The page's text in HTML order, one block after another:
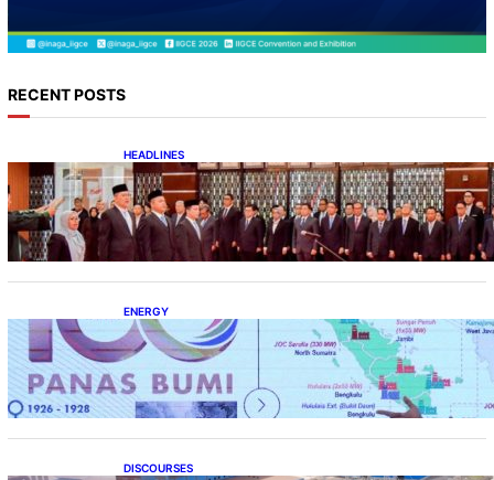
RECENT POSTS
HEADLINES
Lana Saria Dilantik Sebagai Kepala Badan
Geologi
ENERGY
Momentum 100 Tahun Panas Bumi untuk
Akselerasi Pertumbuhan
DISCOURSES